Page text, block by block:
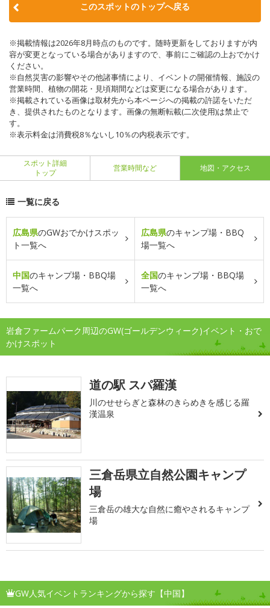
このスポットのトップへ戻る
※掲載情報は2026年8月時点のものです。随時更新をしておりますが内
容が変更となっている場合がありますので、事前にご確認の上おでかけ
ください。
※自然災害の影響やその他諸事情により、イベントの開催情報、施設の
営業時間、植物の開花・見頃期間などは変更になる場合があります。
※掲載されている画像は取材先から本ページへの掲載の許諾をいただ
き、提供されたものとなります。画像の無断転載(二次使用)は禁止で
す。
※表示料金は消費税8％ないし10％の内税表示です。
スポット詳細
トップ
営業時間など 地図・アクセス
一覧に戻る
広島県のGWおでかけスポッ
ト一覧へ
広島県のキャンプ場・BBQ
場一覧へ
中国のキャンプ場・BBQ場
一覧へ
全国のキャンプ場・BBQ場
一覧へ
岩倉ファームパーク周辺のGW(ゴールデンウィーク)イベント・おで
かけスポット
道の駅 スパ羅漢
川のせせらぎと森林のきらめきを感じる羅
漢温泉
三倉岳県立自然公園キャンプ
場
三倉岳の雄大な自然に癒やされるキャンプ
場
GW人気イベントランキングから探す【中国】